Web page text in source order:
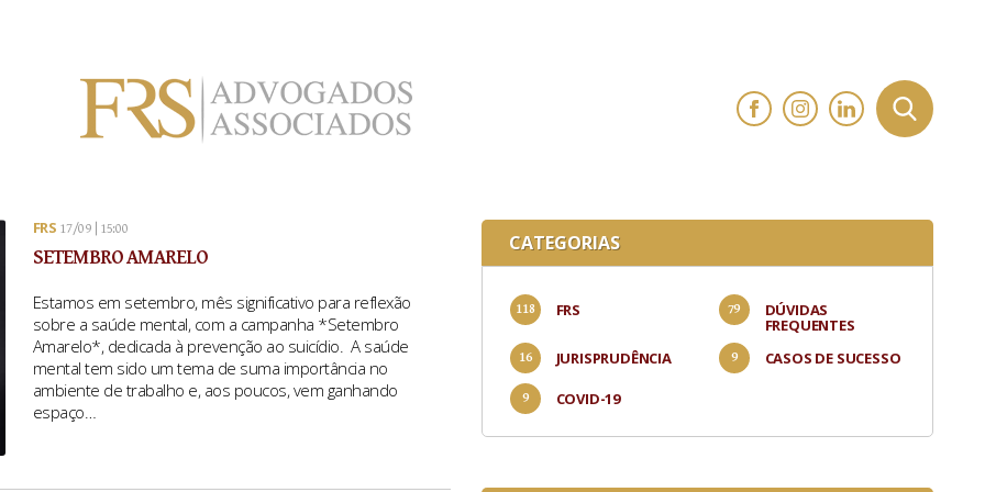
FRS 17/09 | 15:00
SETEMBRO AMARELO
Estamos em setembro, mês significativo para reflexão
sobre a saúde mental, com a campanha *Setembro
Amarelo*, dedicada à prevenção ao suicídio. A saúde
mental tem sido um tema de suma importância no
ambiente de trabalho e, aos poucos, vem ganhando
espaço…
CATEGORIAS
FRS DÚVIDAS
FREQUENTES
JURISPRUDÊNCIA
CASOS DE SUCESSO
COVID-19